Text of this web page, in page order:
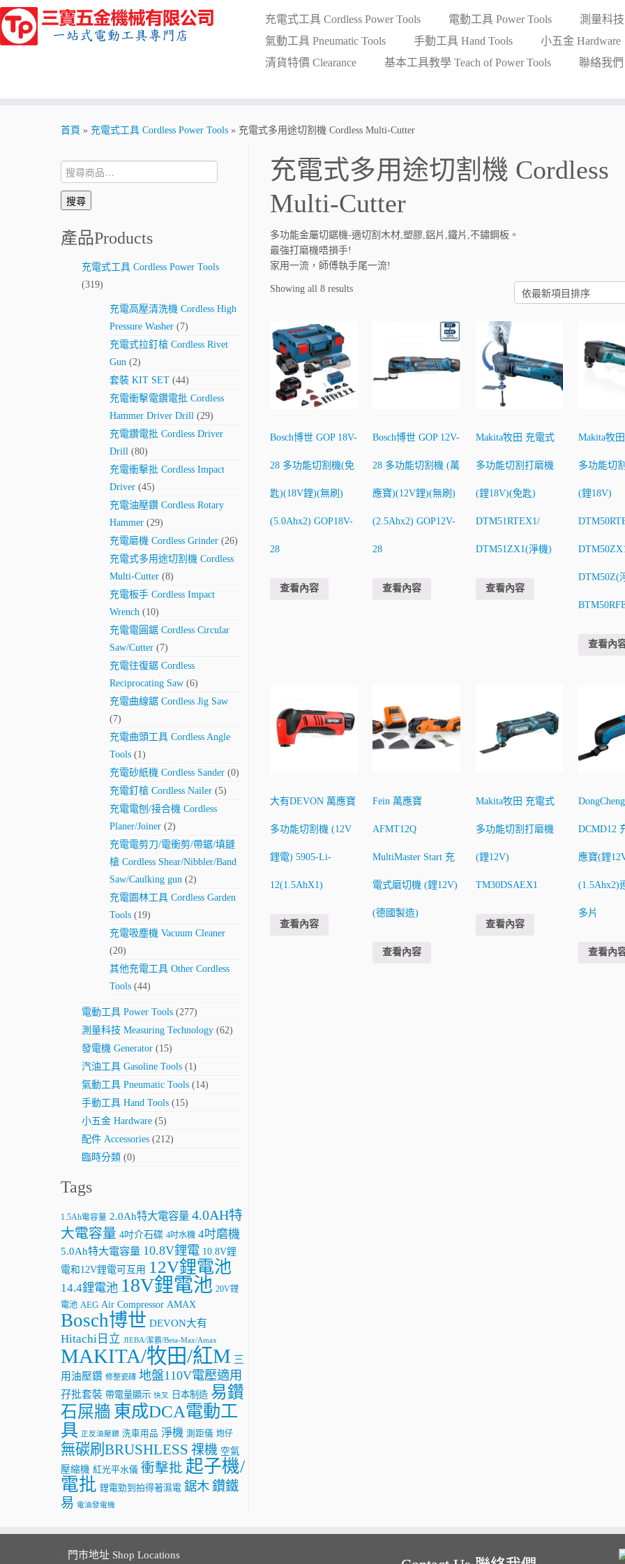
Skip
to
content
充電式工具 Cordless Power Tools 電動工具 Power Tools
測量科技
氣動工具 Pneumatic Tools
手動工具 Hand Tools
小五金 Hardware
清貨特價 Clearance
基本工具教學 Teach of Power Tools 聯絡我們
首頁 » 充電式工具 Cordless Power Tools » 充電式多用途切割機 Cordless Multi-Cutter
搜
尋:
搜尋
產品Products
充電式工具 Cordless Power Tools
(319)
充電高壓清洗機 Cordless High
Pressure Washer (7)
充電式拉釘槍 Cordless Rivet
Gun (2)
套裝 KIT SET (44)
充電衝擊電鑽電批 Cordless
Hammer Driver Drill (29)
充電鑽電批 Cordless Driver
Drill (80)
充電衝擊批 Cordless Impact
Driver (45)
充電油壓鑽 Cordless Rotary
Hammer (29)
充電磨機 Cordless Grinder (26)
充電式多用途切割機 Cordless
Multi-Cutter (8)
充電板手 Cordless Impact
Wrench (10)
充電電圓鋸 Cordless Circular
Saw/Cutter (7)
充電往復鋸 Cordless
Reciprocating Saw (6)
充電曲線鋸 Cordless Jig Saw
(7)
充電曲頭工具 Cordless Angle
Tools (1)
充電砂紙機 Cordless Sander (0)
充電釘槍 Cordless Nailer (5)
充電電刨/接合機 Cordless
Planer/Joiner (2)
充電電剪刀/電衝剪/帶鋸/填鏠
槍 Cordless Shear/Nibbler/Band
Saw/Caulking gun (2)
充電園林工具 Cordless Garden
Tools (19)
充電吸塵機 Vacuum Cleaner
(20)
其他充電工具 Other Cordless
Tools (44)
電動工具 Power Tools (277)
測量科技 Measuring Technology (62)
發電機 Generator (15)
汽油工具 Gasoline Tools (1)
氣動工具 Pneumatic Tools (14)
手動工具 Hand Tools (15)
小五金 Hardware (5)
配件 Accessories (212)
臨時分類 (0)
Tags
1.5Ah電容量 2.0Ah特大電容量 4.0AH特
大電容量 4吋介石碟 4吋水機 4吋磨機
5.0Ah特大電容量 10.8V鋰電 10.8V鋰
電和12V鋰電可互用 12V鋰電池
14.4鋰電池 18V鋰電池 20V鋰
電池 AEG Air Compressor AMAX
Bosch博世 DEVON大有
Hitachi日立 JIEBA/潔霸/Beta-Max/Amax
MAKITA/牧田/紅M 三
用油壓鑽 修整瓷磚 地盤110V電壓適用
孖批套裝 帶電量顯示 快叉 日本制造 易鑽
石屎牆 東成DCA電動工
具 正反油壓鑽 洗車用品 淨機 測距儀 炮仔
無碳刷BRUSHLESS 祼機 空氣
壓縮機 紅光平水儀 衝擊批 起子機/
電批 鋰電勁到拍得著濕電 鋸木 鑽鐵
易 電油發電機
充電式多用途切割機 Cordless
Multi-Cutter
多功能金屬切鋸機-適切割木材,塑膠,鋁片,鐵片,不鏽鋼板。
最強打磨機唔損手!
家用一流，師傅執手尾一流!
Showing all 8 results
Bosch博世 GOP 18V-
28 多功能切割機(免
匙)(18V鋰)(無刷)
(5.0Ahx2) GOP18V-
28
查看內容
Bosch博世 GOP 12V-
28 多功能切割機 (萬
應寶)(12V鋰)(無刷)
(2.5Ahx2) GOP12V-
28
查看內容
Makita牧田 充電式
多功能切割打磨機
(鋰18V)(免匙)
DTM51RTEX1/
DTM51ZX1(淨機)
查看內容
Makita牧
多功能切
(鋰18V)
DTM50Z(
查看內
大有DEVON 萬應寶
多功能切割機 (12V
鋰電) 5905-Li-
12(1.5AhX1)
查看內容
Fein 萬應寶
AFMT12Q
MultiMaster Start 充
電式磨切機 (鋰12V)
(德國製造)
查看內容
Makita牧田 充電式
多功能切割打磨機
(鋰12V)
TM30DSAEX1
查看內容
DCMD12
應寶(鋰
(1.5Ahx2)
多片
查看內
門市地址 Shop Locations